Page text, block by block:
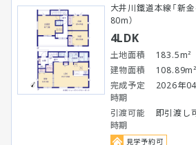
大井川鐵道本線「新金
80m）
4LDK
土地面積
183.5m²
建物面積
108.89m²
完成予定
時期
2026年
引渡可能
時期
即引渡し
見学予約可